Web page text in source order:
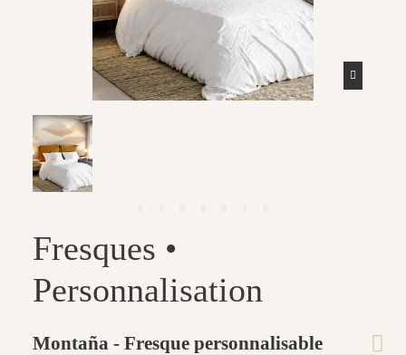
Fresques •
Personnalisation
Montaña - Fresque personnalisable